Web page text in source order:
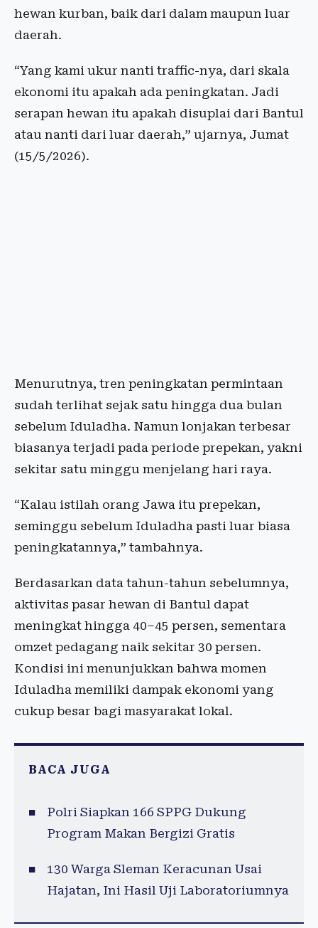
hewan kurban, baik dari dalam maupun luar
daerah.
“Yang kami ukur nanti traffic-nya, dari skala
ekonomi itu apakah ada peningkatan. Jadi
serapan hewan itu apakah disuplai dari Bantul
atau nanti dari luar daerah,” ujarnya, Jumat
(15/5/2026).
Menurutnya, tren peningkatan permintaan
sudah terlihat sejak satu hingga dua bulan
sebelum Iduladha. Namun lonjakan terbesar
biasanya terjadi pada periode prepekan, yakni
sekitar satu minggu menjelang hari raya.
“Kalau istilah orang Jawa itu prepekan,
seminggu sebelum Iduladha pasti luar biasa
peningkatannya,” tambahnya.
Berdasarkan data tahun-tahun sebelumnya,
aktivitas pasar hewan di Bantul dapat
meningkat hingga 40–45 persen, sementara
omzet pedagang naik sekitar 30 persen.
Kondisi ini menunjukkan bahwa momen
Iduladha memiliki dampak ekonomi yang
cukup besar bagi masyarakat lokal.
BACA JUGA
Polri Siapkan 166 SPPG Dukung
Program Makan Bergizi Gratis
130 Warga Sleman Keracunan Usai
Hajatan, Ini Hasil Uji Laboratoriumnya